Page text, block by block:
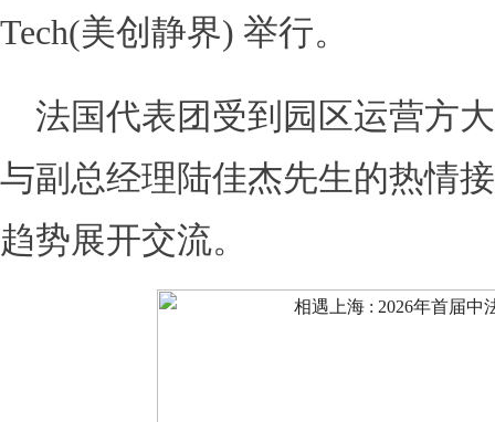
Tech(美创静界) 举行。
法国代表团受到园区运营方
与副总经理陆佳杰先生的热情
趋势展开交流。